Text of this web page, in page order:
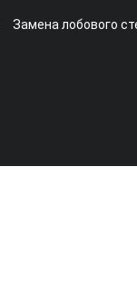
Замена лобового